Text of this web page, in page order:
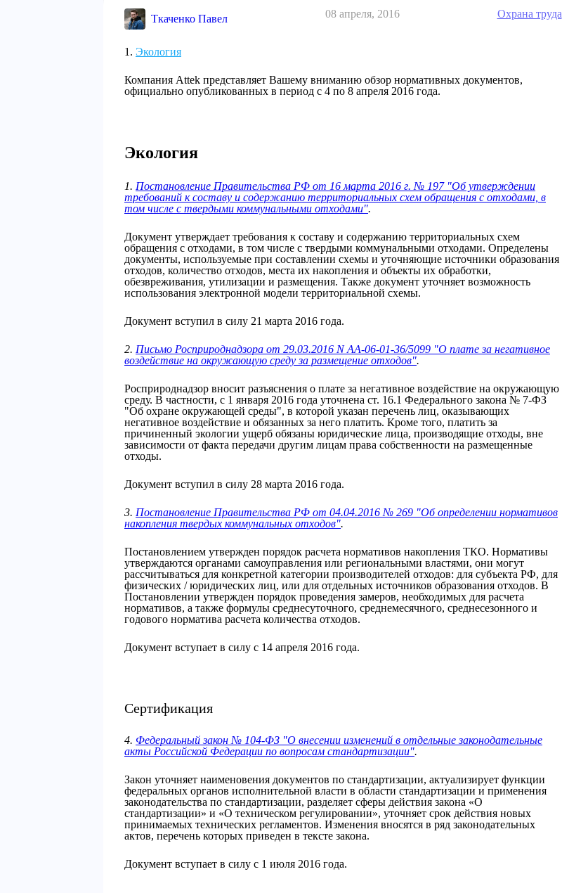
Ткаченко Павел 08 апреля, 2016 Охрана труда
Экология
Компания Attek представляет Вашему вниманию обзор нормативных документов,
официально опубликованных в период с 4 по 8 апреля 2016 года.
Экология
1. Постановление Правительства РФ от 16 марта 2016 г. № 197 "Об утверждении
требований к составу и содержанию территориальных схем обращения с отходами, в
том числе с твердыми коммунальными отходами".
Документ утверждает требования к составу и содержанию территориальных схем
обращения с отходами, в том числе с твердыми коммунальными отходами. Определены
документы, используемые при составлении схемы и уточняющие источники образования
отходов, количество отходов, места их накопления и объекты их обработки,
обезвреживания, утилизации и размещения. Также документ уточняет возможность
использования электронной модели территориальной схемы.
Документ вступил в силу 21 марта 2016 года.
2. Письмо Росприроднадзора от 29.03.2016 N АА-06-01-36/5099 "О плате за негативное
воздействие на окружающую среду за размещение отходов".
Росприроднадзор вносит разъяснения о плате за негативное воздействие на окружающую
среду. В частности, с 1 января 2016 года уточнена ст. 16.1 Федерального закона № 7-ФЗ
"Об охране окружающей среды", в которой указан перечень лиц, оказывающих
негативное воздействие и обязанных за него платить. Кроме того, платить за
причиненный экологии ущерб обязаны юридические лица, производящие отходы, вне
зависимости от факта передачи другим лицам права собственности на размещенные
отходы.
Документ вступил в силу 28 марта 2016 года.
3. Постановление Правительства РФ от 04.04.2016 № 269 "Об определении нормативов
накопления твердых коммунальных отходов".
Постановлением утвержден порядок расчета нормативов накопления ТКО. Нормативы
утверждаются органами самоуправления или региональными властями, они могут
рассчитываться для конкретной категории производителей отходов: для субъекта РФ, для
физических / юридических лиц, или для отдельных источников образования отходов. В
Постановлении утвержден порядок проведения замеров, необходимых для расчета
нормативов, а также формулы среднесуточного, среднемесячного, среднесезонного и
годового норматива расчета количества отходов.
Документ вступает в силу с 14 апреля 2016 года.
Сертификация
4. Федеральный закон № 104-ФЗ "О внесении изменений в отдельные законодательные
акты Российской Федерации по вопросам стандартизации".
Закон уточняет наименовения документов по стандартизации, актуализирует функции
федеральных органов исполнительной власти в области стандартизации и применения
законодательства по стандартизации, разделяет сферы действия закона «О
стандартизации» и «О техническом регулировании», уточняет срок действия новых
принимаемых технических регламентов. Изменения вносятся в ряд законодательных
актов, перечень которых приведен в тексте закона.
Документ вступает в силу с 1 июля 2016 года.